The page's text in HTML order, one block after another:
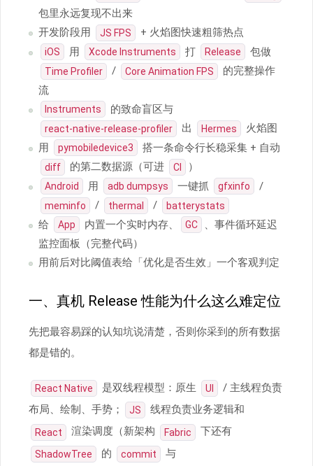
包里永远复现不出来
开发阶段用
JS FPS + 火焰图快速粗筛热点
iOS 用 Xcode Instruments 打 Release 包做
Time Profiler / Core Animation FPS
的完整操作
流
Instruments 的致命盲区与
react-native-release-profiler 出 Hermes
火焰图
用
pymobiledevice3 搭一条命令行长稳采集 + 自动
diff 的第二数据源（可进 CI ）
Android 用 adb dumpsys 一键抓 gfxinfo /
meminfo / thermal / batterystats
给 App 内置一个实时内存、 GC
、事件循环延迟
监控面板（完整代码）
用前后对比阈值表给「优化是否生效」一个客观判定
一、真机 Release 性能为什么这么难定位
先把最容易踩的认知坑说清楚，否则你采到的所有数据
都是错的。
React Native 是双线程模型：原生 UI
/ 主线程负责
布局、绘制、手势；
JS 线程负责业务逻辑和
React 渲染调度（新架构 Fabric 下还有
ShadowTree 的 commit 与